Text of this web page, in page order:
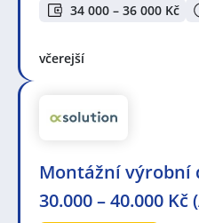
34 000 – 36 000 Kč
včerejší
Montážní výrobní
30.000 – 40.000 Kč